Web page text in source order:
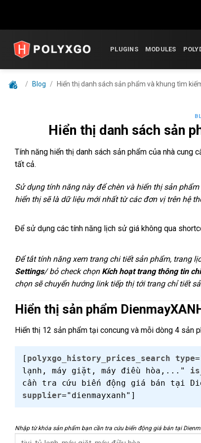
content
PLUGINS MODULES
/ Blog / Hiển thị danh sách sản phẩm và khung tìm
Hiển thị danh sách sản
Tính năng hiển thị danh sách sản phẩm của nhà cung
tất cả.
Sử dụng tính năng này để chèn và hiển thị sản
hiển thị sẽ là dữ liệu mới nhất từ các đơn vị trên hệ
Để sử dụng các tính năng lịch sử giá không qua
Để tắt tính năng xem trang chi tiết sản phẩm, trang
Settings/ bỏ check chọn Kích hoạt trang thông tin
chọn sẽ chuyển hướng link tiếp thị tới trang chỉ tiết
Hiển thị sản phẩm
Hiển thị 12 sản phẩm tại concung và mỗi dòng 4 sản
[ polyxgo_history_prices_search type
lạnh, máy giặt, máy điều hòa,..."
cần tra cứu biến động giá bán tại
supplier="dienmayxanh"]
Nhập từ khóa sản phẩm bạn cần tra cứu biến động giá bán tại